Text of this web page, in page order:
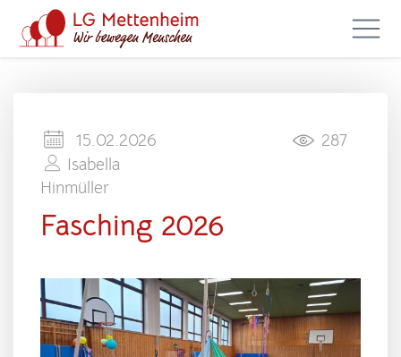
15.02.2026
Isabella
Hinmüller
287
Fasching 2026